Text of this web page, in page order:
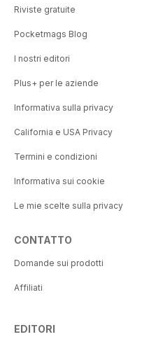
Riviste gratuite
Pocketmags Blog
I nostri editori
Plus+ per le aziende
Informativa sulla privacy
California e USA Privacy
Termini e condizioni
Informativa sui cookie
Le mie scelte sulla privacy
CONTATTO
Domande sui prodotti
Affiliati
EDITORI